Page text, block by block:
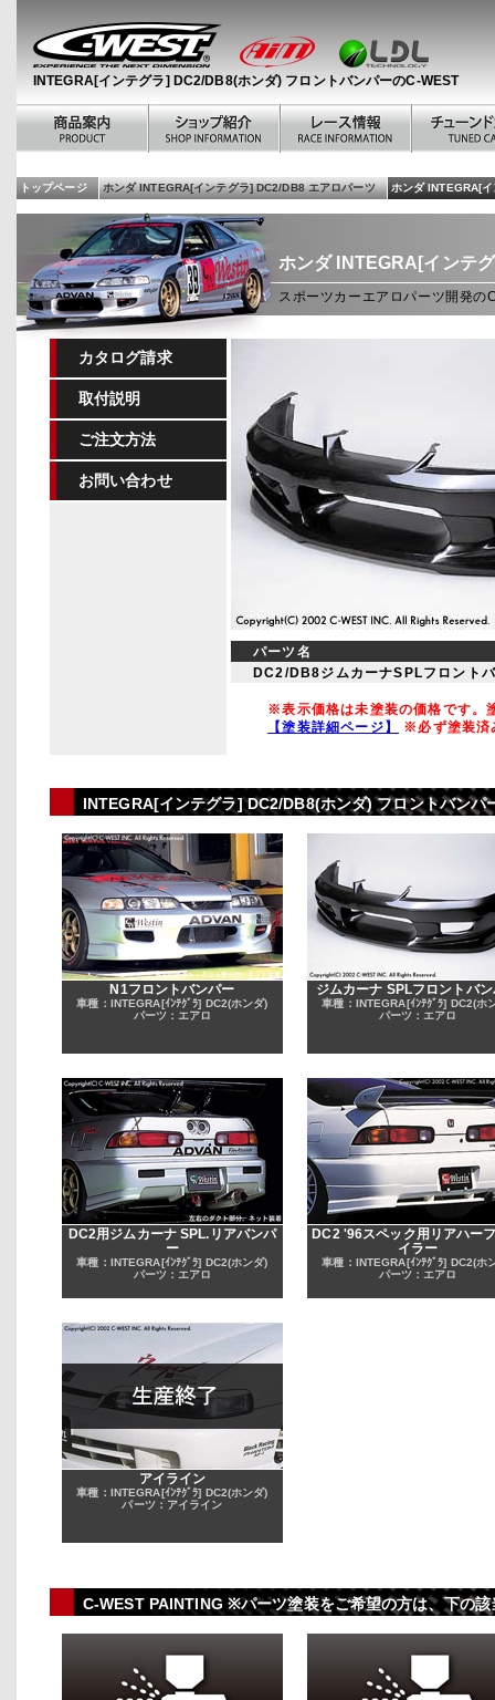
INTEGRA[インテグラ] DC2/DB8(ホンダ) フロントバンパーのC-WEST
トップページ ホンダ INTEGRA[インテグラ] DC2/DB8 エアロパーツ ホンダ INTEGRA[
ホンダ INTEGRA[インテ
スポーツカーエアロパーツ開発
カタログ請求
取付説明
ご注文方法
お問い合わせ
パーツ名
DC2/DB8ジムカーナSPLフロント
※表示価格は未塗装の価格です。
【塗装詳細ページ】
※必ず塗装済
INTEGRA[インテグラ] DC2/DB8(ホンダ) フロントバンパ
N1フロントバンパー
車種：INTEGRA[ｲﾝﾃｸﾞﾗ] DC2(ホンダ)
パーツ：エアロ
ジムカーナ SPLフロントバ
車種：INTEGRA[ｲﾝﾃｸﾞﾗ] DC2(ホ
パーツ：エアロ
DC2用ジムカーナ SPL.リアバンパ
ー
車種：INTEGRA[ｲﾝﾃｸﾞﾗ] DC2(ホンダ)
パーツ：エアロ
DC2 '96スペック用リアハー
イラー
車種：INTEGRA[ｲﾝﾃｸﾞﾗ] DC2(ホ
パーツ：エアロ
アイライン
車種：INTEGRA[ｲﾝﾃｸﾞﾗ] DC2(ホンダ)
パーツ：アイライン
C-WEST PAINTING ※パーツ塗装をご希望の方は、下の